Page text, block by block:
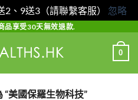
、9送3（請聯繫客服） 忽略
品享受30天無效退款.
0
“美國保羅生物科技”